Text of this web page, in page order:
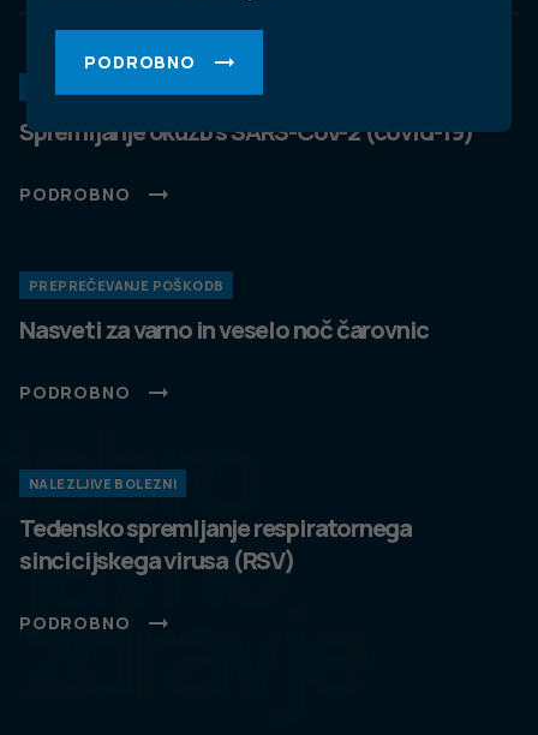
PODROBNO
javno
zdravje
Spremljanje okužb s SARS-CoV-2 (covid-19)
PODROBNO
PREPREČEVANJE POŠKODB
Nasveti za varno in veselo noč čarovnic
PODROBNO
NALEZLJIVE BOLEZNI
Tedensko spremljanje respiratornega
sincicijskega virusa (RSV)
PODROBNO